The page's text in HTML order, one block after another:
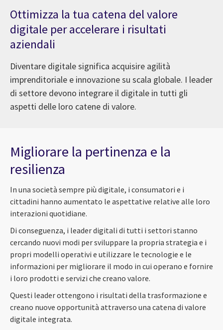
Ottimizza la tua catena del valore
digitale per accelerare i risultati
aziendali
Diventare digitale significa acquisire agilità
imprenditoriale e innovazione su scala globale. I leader
di settore devono integrare il digitale in tutti gli
aspetti delle loro catene di valore.
Migliorare la pertinenza e la
resilienza
In una società sempre più digitale, i consumatori e i
cittadini hanno aumentato le aspettative relative alle loro
interazioni quotidiane.
Di conseguenza, i leader digitali di tutti i settori stanno
cercando nuovi modi per sviluppare la propria strategia e i
propri modelli operativi e utilizzare le tecnologie e le
informazioni per migliorare il modo in cui operano e fornire
i loro prodotti e servizi che creano valore.
Questi leader ottengono i risultati della trasformazione e
creano nuove opportunità attraverso una catena di valore
digitale integrata.